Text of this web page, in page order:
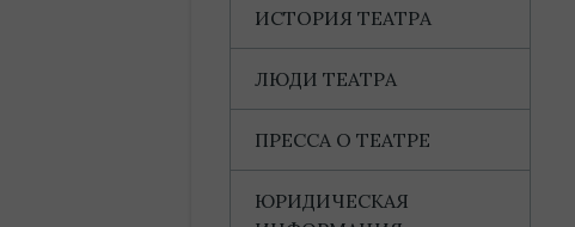
ИСТОРИЯ ТЕАТРА
ЛЮДИ ТЕАТРА
ПРЕССА О ТЕАТРЕ
ЮРИДИЧЕСКАЯ